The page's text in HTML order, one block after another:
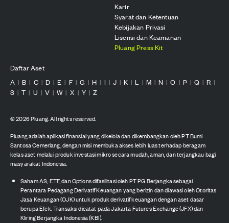
Karir
Syarat dan Ketentuan
Kebijakan Privasi
Lisensi dan Keamanan
Pluang Press Kit
Daftar Aset
A | B | C | D | E | F | G | H | I | J | K | L | M | N | O | P | Q | R |
S | T | U | V | W | X | Y | Z
©2026Pluang. All rights reserved.
Pluang adalah aplikasi finansial yang dikelola dan dikembangkan oleh PT Bumi
Santosa Cemerlang, dengan misi membuka akses lebih luas terhadap beragam
kelas aset melalui produk investasi mikro secara mudah, aman, dan terjangkau bagi
masyarakat Indonesia.
Saham AS, ETF, dan Options difasilitasi oleh PT PG Berjangka sebagai
Perantara Pedagang Derivatif Keuangan yang berizin dan diawasi oleh Otoritas
Jasa Keuangan (OJK) untuk produk derivatif keuangan dengan aset dasar
berupa Efek. Transaksi dicatat pada Jakarta Futures Exchange (JFX) dan
Kliring Berjangka Indonesia (KBI).